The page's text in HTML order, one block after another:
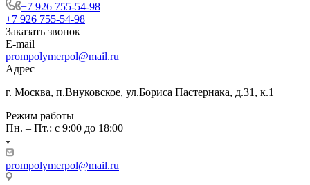
+7 926 755-54-98
+7 926 755-54-98
Заказать звонок
E-mail
prompolymerpol@mail.ru
Адрес
г. Москва, п.Внуковское, ул.Бориса Пастернака, д.31, к.1
Режим работы
Пн. – Пт.: с 9:00 до 18:00
prompolymerpol@mail.ru